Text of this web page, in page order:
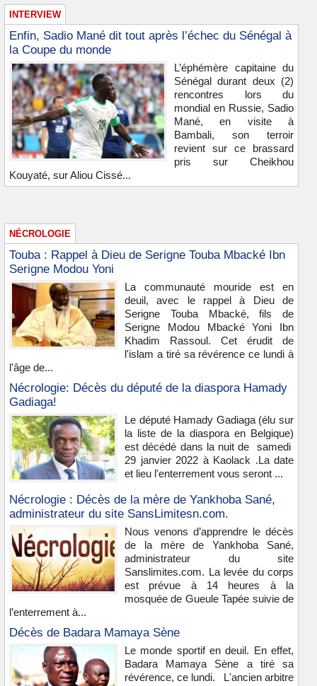
INTERVIEW
Enfin, Sadio Mané dit tout après l’échec du Sénégal à
la Coupe du monde
L’éphémère capitaine du
Sénégal durant deux (2)
rencontres lors du
mondial en Russie, Sadio
Mané, en visite à
Bambali, son terroir
revient sur ce brassard
pris sur Cheikhou
Kouyaté, sur Aliou Cissé...
NÉCROLOGIE
Touba : Rappel à Dieu de Serigne Touba Mbacké Ibn
Serigne Modou Yoni
La communauté mouride est en
deuil, avec le rappel à Dieu de
Serigne Touba Mbacké, fils de
Serigne Modou Mbacké Yoni Ibn
Khadim Rassoul. Cet érudit de
l'islam a tiré sa révérence ce lundi à
l'âge de...
Nécrologie: Décès du député de la diaspora Hamady
Gadiaga!
Le député Hamady Gadiaga (élu sur
la liste de la diaspora en Belgique)
est décédé dans la nuit de samedi
29 janvier 2022 à Kaolack .La date
et lieu l'enterrement vous seront ...
Nécrologie : Décès de la mère de Yankhoba Sané,
administrateur du site SansLimitesn.com.
Nous venons d’apprendre le décès
de la mère de Yankhoba Sané,
administrateur du site
Sanslimites.com. La levée du corps
est prévue à 14 heures à la
mosquée de Gueule Tapée suivie de
l’enterrement à...
Décès de Badara Mamaya Sène
Le monde sportif en deuil. En effet,
Badara Mamaya Sène a tiré sa
révérence, ce lundi. L'ancien arbitre